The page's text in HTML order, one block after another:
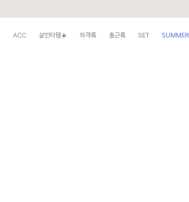
ACC 살안타템☀️ 하객룩 출근룩 SET SUMMER